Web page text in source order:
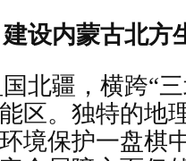
建设内蒙古北方
北疆，横跨“
区。独特的地
境保护一盘棋